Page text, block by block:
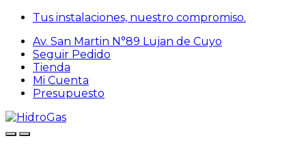
Skip
navigation
Skip
content
Tus instalaciones, nuestro compromiso.
Av. San Martin N°89 Lujan de Cuyo
Seguir Pedido
Tienda
Mi Cuenta
Presupuesto